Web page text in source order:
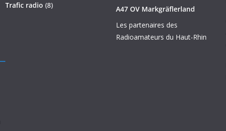
Trafic radio (8)
A47 OV Markgräflerland
Les partenaires des
Radioamateurs du Haut-Rhin